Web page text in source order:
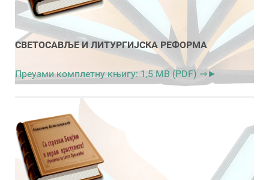
СВЕТОСАВЉЕ И ЛИТУРГИЈСКА РЕФОРМА
Преузми комплетну књигу: 1,5 MB (PDF) ⇒►